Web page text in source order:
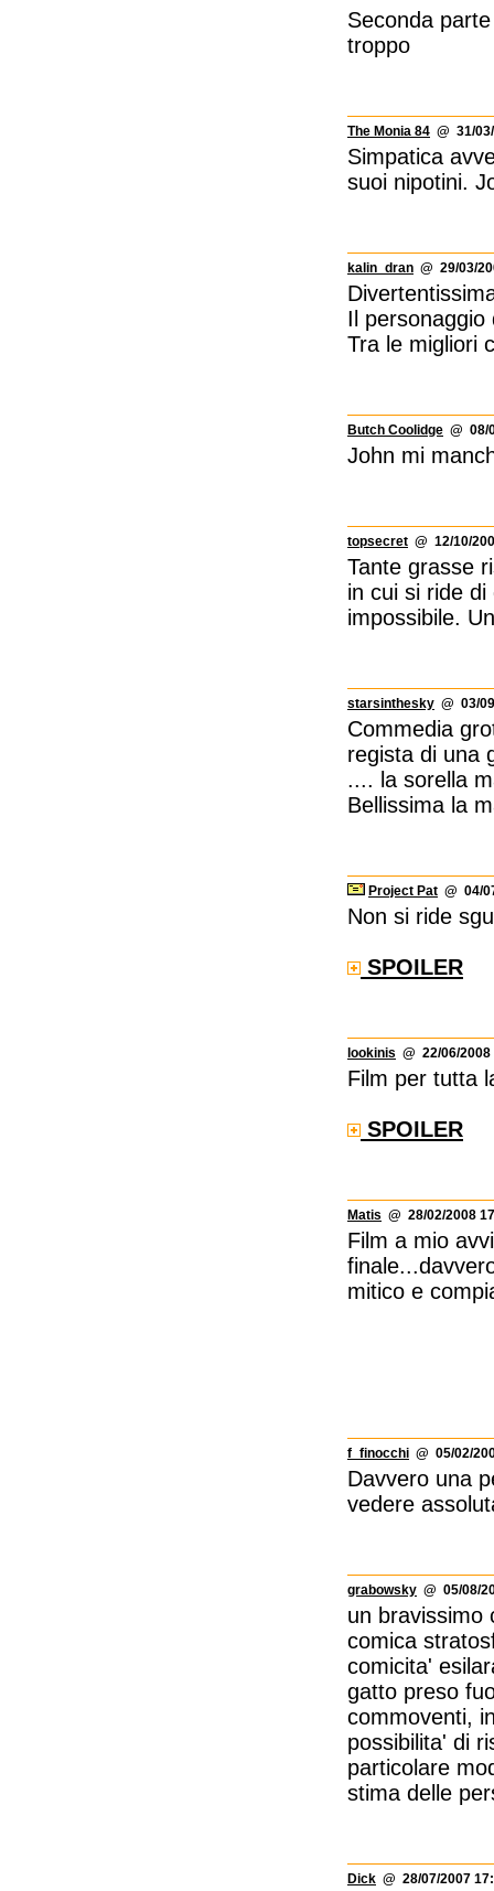
Seconda
troppo
The Monia 84 @ 31/
Simpatica
suoi nipotini.
kalin_dran @ 29/03/
Il
Tra le migliori
Butch Coolidge @ 08/
John mi
topsecret @ 12/10/
Tante grasse
in cui si ride
impossibile.
starsinthesky @ 03/
Commedia
regista di una
.... la sorella
Bellissima la
Project Pat @ 04/
Non si ride
SPOILER
lookinis @ 22/06/2008
Film per tutta
SPOILER
Matis @ 28/02/2008
Film a mio
mitico e
f_finocchi @ 05/02/
Davvero una
vedere
grabowsky @ 05/08/
un bravissimo
comica
comicita'
gatto preso
commoventi,
possibilita' di
particolare
stima delle
Dick @ 28/07/2007